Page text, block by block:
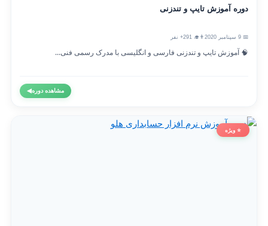
دوره آموزش تایپ و تندزنی
👨‍🎓 291+ نفر
🧠 آموزش تایپ و تندزنی فارسی و انگلیسی با مدرک رسمی فنی...
مشاهده دوره◀
⭐ ویژه